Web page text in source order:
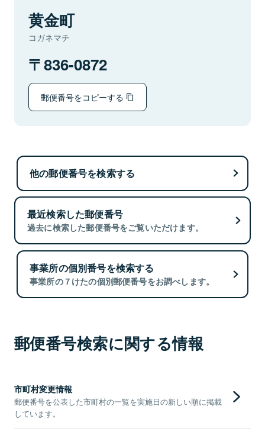
黄金町
コガネマチ
836-0872
郵便番号をコピーする
他の郵便番号を検索する
最近検索した郵便番号
過去に検索した郵便番号をご覧いただけます。
事業所の個別番号を検索する
事業所の７けたの個別郵便番号をお調べします。
郵便番号検索に関する情報
市町村変更情報
郵便番号を公表した市町村の一覧を実施日の新しい順に掲載
しています。